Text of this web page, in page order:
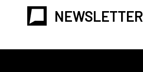
NEWSLETTER